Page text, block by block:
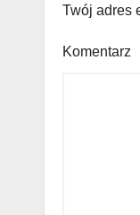
Twój adres
Komentarz